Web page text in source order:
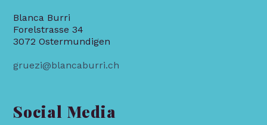
Blanca Burri
Forelstrasse 34
3072 Ostermundigen
gruezi@blancaburri.ch
Social Media